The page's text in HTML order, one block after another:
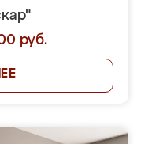
руб.